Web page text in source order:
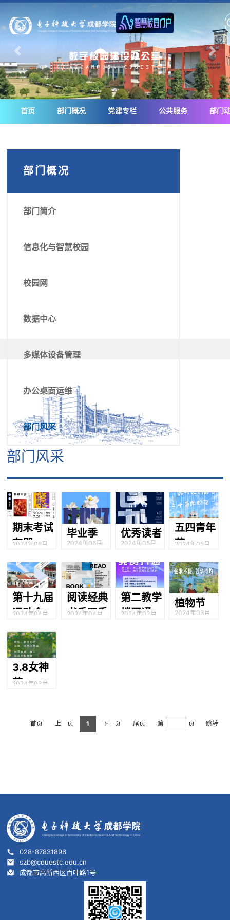
首页 部门概况 党建专栏 公共服务 部门
部门概况
部门简介
信息化与智慧校园
校园网
数据中心
多媒体设备管理
办公桌面运维
部门风采
部门风采
期末考试
在即，愿
考必过
2024年06月
毕业季
2024年06月20
优秀读者
2024年05月22
五四青年
节
2024年05月01
第十九届
运动会
2024年04月13
阅读经典
书香四季
2024年04月
第二教学
楼开通免
2024年03月18
植物节
2024年03月10
3.8女神
节
2024年03月
首页 上一页 1 下一页 尾页 第 页 跳转
028-87831896
szb@cduestc.edu.cn
成都市高新西区百叶路1号